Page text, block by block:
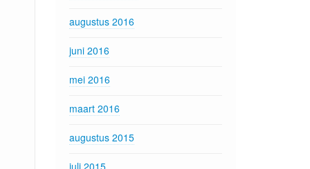
augustus 2016
juni 2016
mei 2016
maart 2016
augustus 2015
juli 2015